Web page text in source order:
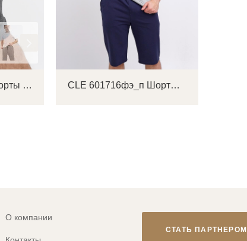
CLE 601716/5фэ Шорты мужские CLE 601716фэ_п Шорты мужские
О компании
СТАТЬ ПАРТНЕРОМ